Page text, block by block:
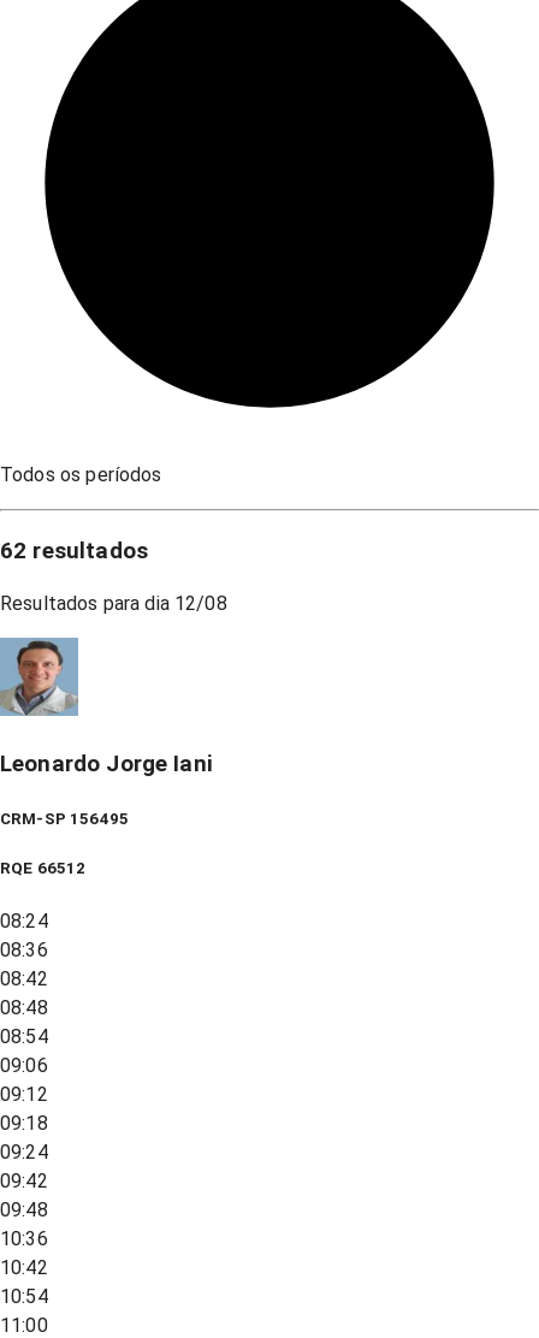
Todos os períodos
62 resultados
Resultados para dia 12/08
Leonardo Jorge Iani
CRM-SP 156495
RQE 66512
08:24
08:36
08:42
08:48
08:54
09:06
09:12
09:18
09:24
09:42
09:48
10:36
10:42
10:54
11:00